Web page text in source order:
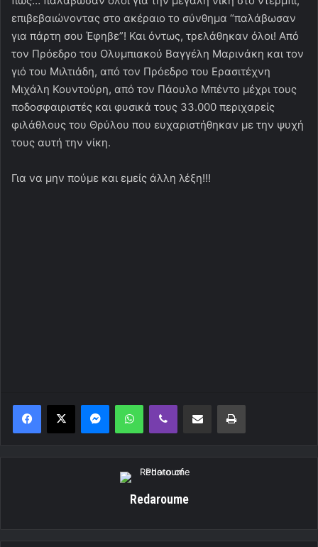
επιβεβαιώνοντας στο ακέραιο το σύνθημα “παλάβωσαν
για πάρτη σου Έφηβε”! Και όντως, τρελάθηκαν όλοι! Από
τον Πρόεδρο του Ολυμπιακού Βαγγέλη Μαρινάκη και τον
γιό του Μιλτιάδη, από τον Πρόεδρο του Ερασιτέχνη
Μιχάλη Κουντούρη, από τον Πάουλο Μπέντο μέχρι τους
ποδοσφαιριστές και φυσικά τους 33.000 περιχαρείς
φιλάθλους του Θρύλου που ευχαριστήθηκαν με την ψυχή
τους αυτή την νίκη.
Για να μην πούμε και εμείς άλλη λέξη!!!
MessengerWhatsAppViber Κοινοποίηση μέσω ηλεκτρονικού ταχυδρομείουΕκτύπωση
Redaroume